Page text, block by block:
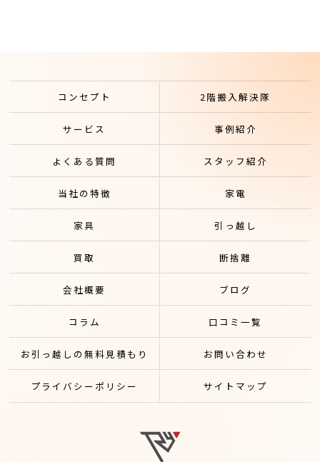
コンセプト 2階搬入解決隊
サービス 事例紹介
よくある質問 スタッフ紹介
当社の特徴 家電
家具 引っ越し
買取 断捨離
会社概要 ブログ
コラム 口コミ一覧
お引っ越しの無料見積もり お問い合わせ
プライバシーポリシー サイトマップ